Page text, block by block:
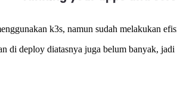
k3s, namun sudah melakukan
deploy diatasnya juga belum banyak,